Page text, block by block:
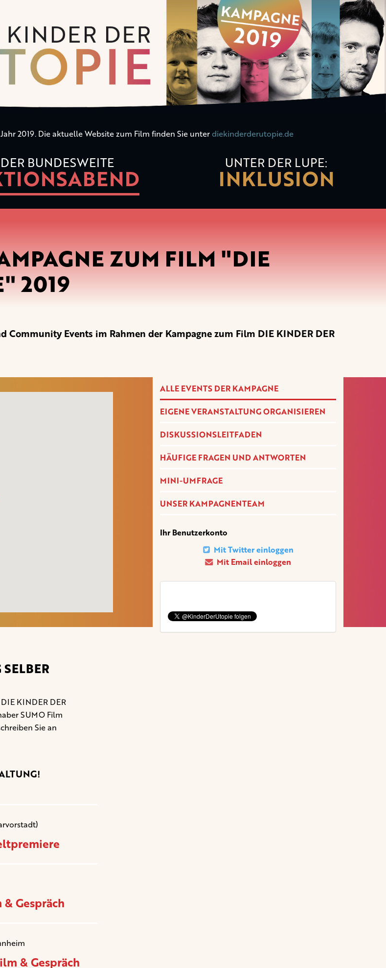
2019. Die aktuelle Website zum Film finden Sie unter diekinderderutopie.de
DER BUNDESWEITE UNTER DER LUPE:
INKLUSION
ZUM FILM "DIE
2019
Events im Rahmen der Kampagne zum Film DIE KINDER DER
KINDER DER
SUMO Film
Sie an
Gespräch
& Gespräch
ALLE EVENTS DER KAMPAGNE
EIGENE VERANSTALTUNG ORGANISIEREN
DISKUSSIONSLEITFADEN
HÄUFIGE FRAGEN UND ANTWORTEN
MINI-UMFRAGE
UNSER KAMPAGNENTEAM
Ihr Benutzerkonto
Mit Twitter einloggen
Mit Email einloggen